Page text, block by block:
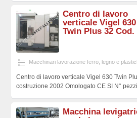
Centro di lavoro
verticale Vigel 630
Twin Plus 32 Cod.
Macchinari lavorazione ferro, legno e
Centro di lavoro verticale Vigel 630 Twin
costruzione 2002 Omologato CE SI N°
Macchina